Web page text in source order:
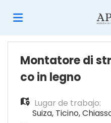
Home
Montatore di
co in legno
Lugar de trabajo:
Suiza, Ticino,